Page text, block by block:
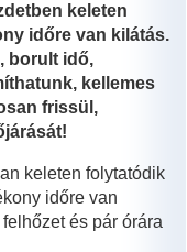
keleten
időre van kilátás.
borult idő,
kellemes
frissül,
keleten folytatódik
időre van
és pár órára